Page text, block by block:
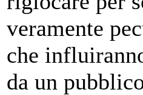
veramente
che
da un